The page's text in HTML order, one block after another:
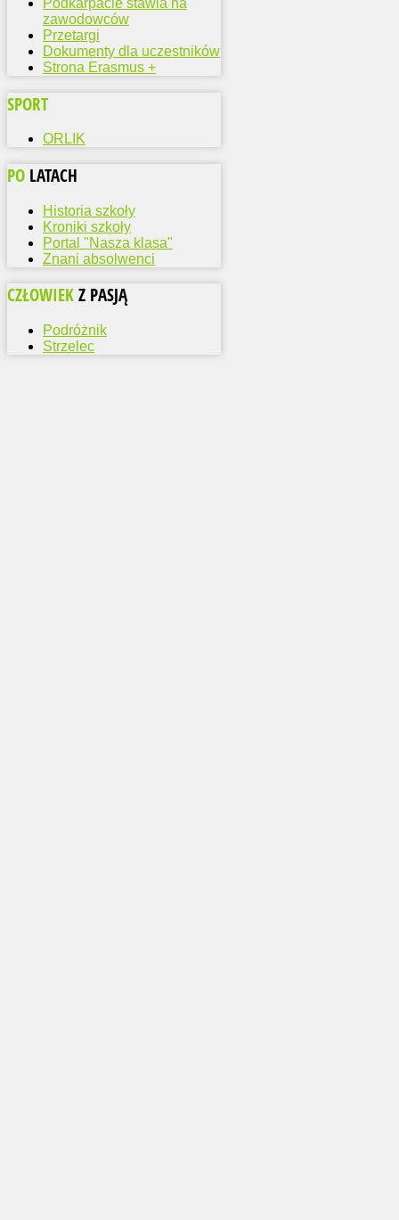
zawodowców
Przetargi
Dokumenty dla uczestników
Strona Erasmus +
SPORT
ORLIK
PO LATACH
Historia szkoły
Kroniki szkoły
Portal "Nasza klasa"
Znani absolwenci
CZŁOWIEK Z PASJĄ
Podróżnik
Strzelec